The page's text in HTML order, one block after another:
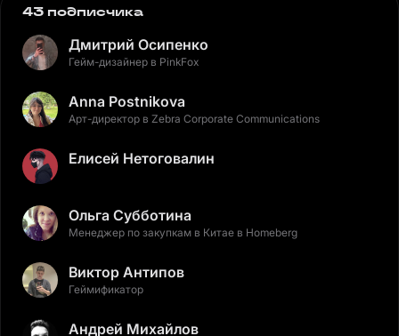
43 подписчика
Дмитрий Осипенко
Гейм-дизайнер в PinkFox
Anna Postnikova
Арт-директор в Zebra Corporate Communications
Елисей Нетоговалин
Ольга Субботина
Менеджер по закупкам в Китае в Homeberg
Виктор Антипов
Геймификатор
Андрей Михайлов